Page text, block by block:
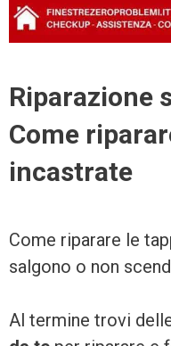
Riparazione
Come
incastrate
Come riparare le
salgono o non
Al termine trovi